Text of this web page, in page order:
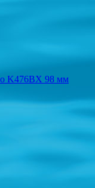
K476BX 98 мм